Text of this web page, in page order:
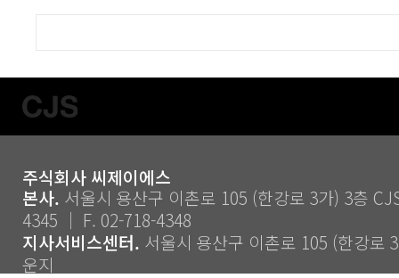
주식회사 씨제이에스
본사. 서울시 용산구 이촌로 105 (한강로 3가) 3층
4345 ｜ F. 02-718-4348
지사서비스센터. 서울시 용산구 이촌로 105 (한강로
운지